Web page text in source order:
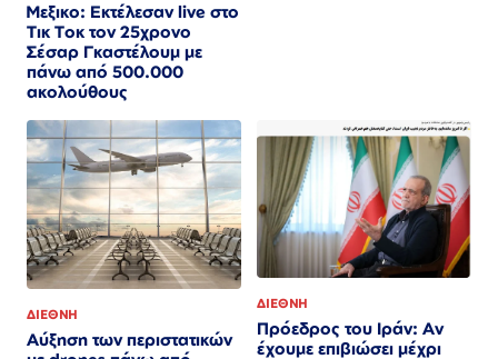
Μεξικο: Εκτέλεσαν live στο
Τικ Τοκ τον 25χρονο
Σέσαρ Γκαστέλουμ με
πάνω από 500.000
ακολούθους
ΔΙΕΘΝΗ
Αύξηση των περιστατικών
ΔΙΕΘΝΗ
Πρόεδρος του Ιράν: Αν
έχουμε επιβιώσει μέχρι